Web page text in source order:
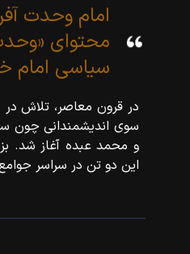
امام وحدت
محتوای
سیاسی امام
در قرون معاصر، تلاش
سوی اندیشمندانی چون
و محمد عبده آغاز شد.
این دو تن در سراسر